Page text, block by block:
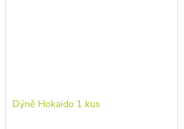
Dýně Hokaido 1 kus